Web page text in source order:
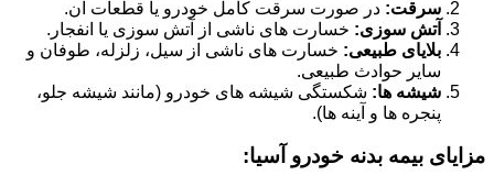
سرقت: در صورت سرقت کامل خودرو یا قطعات آن.
آتش سوزی: خسارت های ناشی از آتش سوزی یا انفجار.
بلایای طبیعی: خسارت های ناشی از سیل، زلزله، طوفان و
سایر حوادث طبیعی.
شیشه ها: شکستگی شیشه های خودرو (مانند شیشه جلو،
پنجره ها و آینه ها).
مزایای بیمه بدنه خودرو آسیا: